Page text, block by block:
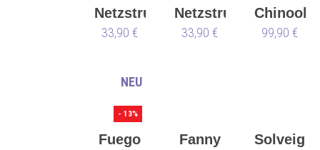
Netzstrumpfhose
113
33,90 €
Netzstrumpfhose
113
33,90 €
Chinook
99,90 €
Fuego
- 13%
NEU
Fanny Solveig